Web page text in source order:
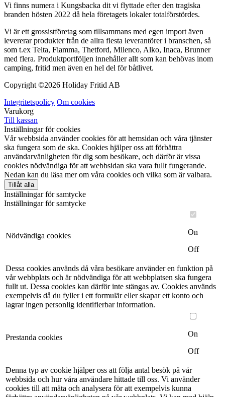
Vi finns numera i Kungsbacka dit vi flyttade efter den tragiska
branden hösten 2022 då hela företagets lokaler totalförstördes.
Vi är ett grossistföretag som tillsammans med egen import även
levererar produkter från de allra flesta leverantörer i branschen, så
som t.ex Telta, Fiamma, Thetford, Milenco, Alko, Inaca, Brunner
med flera. Produktportföljen innehåller allt som kan behövas inom
camping, fritid men även en hel del för båtlivet.
Copyright ©2026 Holiday Fritid AB
Integritetspolicy Om cookies
Varukorg
Till kassan
Inställningar för cookies
Vår webbsida använder cookies för att hemsidan och våra tjänster
ska fungera som de ska. Cookies hjälper oss att förbättra
användarvänligheten för dig som besökare, och därför är vissa
cookies nödvändiga för att webbsidan ska vara fullt fungerande.
Nedan kan du läsa mer om våra cookies och vilka som är valbara.
Tillåt alla
Inställningar för samtycke
Inställningar för samtycke
Nödvändiga cookies
On
Off
Dessa cookies används då våra besökare använder en funktion på
vår webbplats och är nödvändiga för att webbplatsen ska fungera
fullt ut. Dessa cookies kan därför inte stängas av. Cookies används
exempelvis då du fyller i ett formulär eller skapar ett konto och
lagrar ingen personlig identifierbar information.
Prestanda cookies
On
Off
Denna typ av cookie hjälper oss att följa antal besök på vår
webbsida och hur våra användare hittade till oss. Vi använder
cookies till att mäta och analysera för att exempelvis kunna